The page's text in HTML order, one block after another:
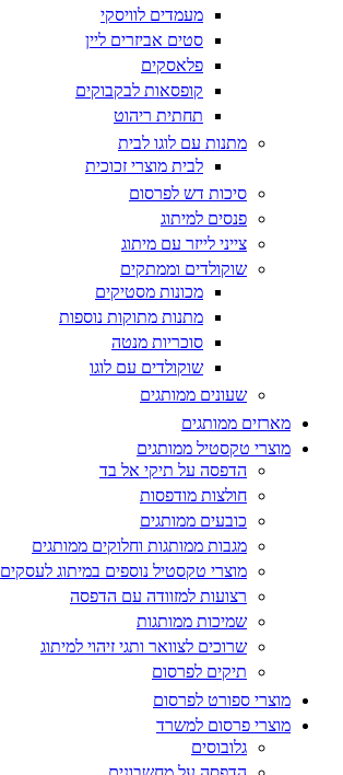
מעמדים לוויסקי
סטים אביזרים ליין
פלאסקים
קופסאות לבקבוקים
תחתית ריהוט
מתנות עם לוגו לבית
לבית מוצרי זכוכית
סיכות דש לפרסום
פנסים למיתוג
צייני לייזר עם מיתוג
שוקולדים וממתקים
מכונות מסטיקים
מתנות מתוקות נוספות
סוכריות מנטה
שוקולדים עם לוגו
שעונים ממותגים
מארזים ממותגים
מוצרי טקסטיל ממותגים
הדפסה על תיקי אל בד
חולצות מודפסות
כובעים ממותגים
מגבות ממותגות וחלוקים ממותגים
מוצרי טקסטיל נוספים במיתוג לעסקים
רצועות למזוודה עם הדפסה
שמיכות ממותגות
שרוכים לצוואר ותגי זיהוי למיתוג
תיקים לפרסום
מוצרי ספורט לפרסום
מוצרי פרסום למשרד
גלובוסים